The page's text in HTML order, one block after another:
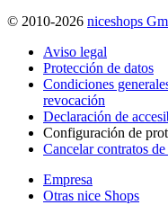
© 2010-2026 niceshops
Aviso legal
Protección de datos
Condiciones
revocación
Declaración de
Configuración de
Cancelar contratos
Empresa
Otras nice Shops